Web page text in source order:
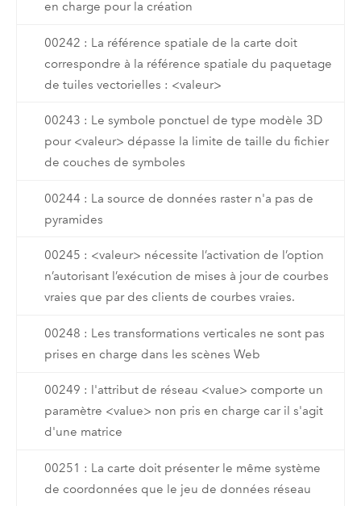
en charge pour la création
00242 : La référence spatiale de la carte doit
correspondre à la référence spatiale du paquetage
de tuiles vectorielles : <valeur>
00243 : Le symbole ponctuel de type modèle 3D
pour <valeur> dépasse la limite de taille du fichier
de couches de symboles
00244 : La source de données raster n'a pas de
pyramides
00245 : <valeur> nécessite l’activation de l’option
n’autorisant l’exécution de mises à jour de courbes
vraies que par des clients de courbes vraies.
00248 : Les transformations verticales ne sont pas
prises en charge dans les scènes Web
00249 : l'attribut de réseau <value> comporte un
paramètre <value> non pris en charge car il s'agit
d'une matrice
00251 : La carte doit présenter le même système
de coordonnées que le jeu de données réseau